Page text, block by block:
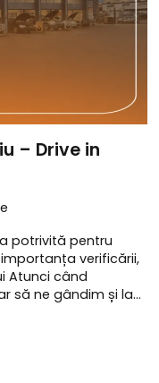
– Drive in
potrivită pentru
verificării,
Atunci când
să ne gândim și la…